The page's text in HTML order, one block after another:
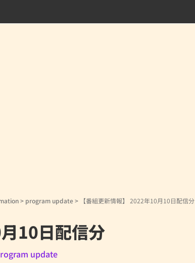
> program update> 【番組更新情報】 2022年10月10日配信分
10日配信分
update